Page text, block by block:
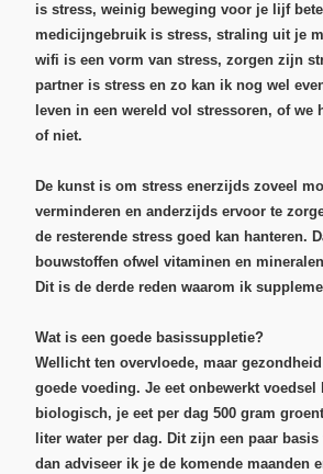
is stress, weinig beweging voor je lijf
medicijngebruik is stress, straling uit je
wifi is een vorm van stress, zorgen zijn
partner is stress en zo kan ik nog wel
leven in een wereld vol stressoren, of we
of niet.
De kunst is om stress enerzijds zoveel
verminderen en anderzijds ervoor te
de resterende stress goed kan hanteren.
bouwstoffen ofwel vitaminen en
Dit is de derde reden waarom ik
Wat is een goede basissuppletie?
Wellicht ten overvloede, maar
goede voeding. Je eet onbewerkt voedsel
biologisch, je eet per dag 500 gram
liter water per dag. Dit zijn een paar
dan adviseer ik je de komende maanden